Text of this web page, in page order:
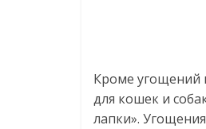
Кроме угощений
для кошек и
лапки».